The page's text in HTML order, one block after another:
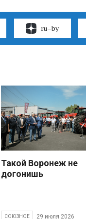
ru–by
Такой Воронеж не
догонишь
СОЮЗНОЕ 29 июля 2026